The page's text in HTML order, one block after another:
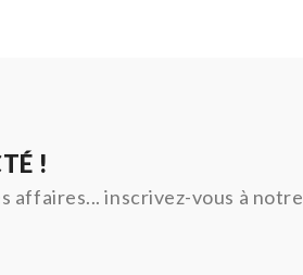
!
affaires... inscrivez-vous à notre